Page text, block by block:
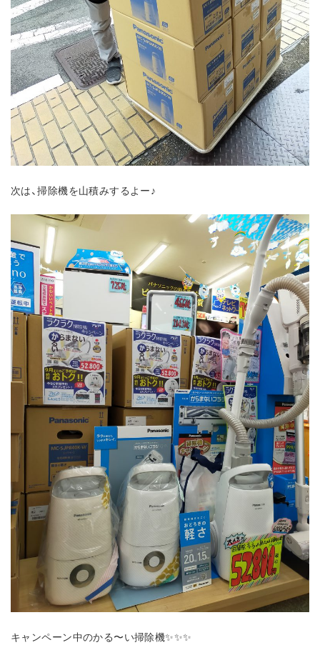
次は、掃除機を山積みするよー♪
キャンペーン中のかる〜い掃除機✨✨✨